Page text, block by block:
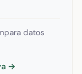
datos
→